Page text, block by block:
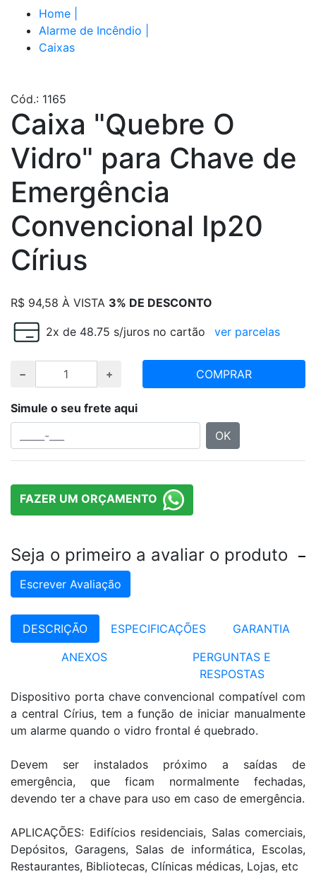
Home
Alarme de Incêndio
Caixas
Cód.: 1165
Caixa "Quebre O
Vidro" para Chave de
Emergência
Convencional Ip20
Círius
R$ 94,58 À VISTA 3% DE DESCONTO
2x de 48.75 s/juros no cartão ver parcelas
COMPRAR
Simule o seu frete aqui
OK
FAZER UM ORÇAMENTO
Seja o primeiro a avaliar o produto
Escrever Avaliação
DESCRIÇÃO ESPECIFICAÇÕES
GARANTIA
ANEXOS
PERGUNTAS E
RESPOSTAS
Dispositivo porta chave convencional compatível com
a central Círius, tem a função de iniciar manualmente
um alarme quando o vidro frontal é quebrado.
Devem ser instalados próximo a saídas de
emergência, que ficam normalmente fechadas,
devendo ter a chave para uso em caso de emergência.
APLICAÇÕES: Edifícios residenciais, Salas comerciais,
Depósitos, Garagens, Salas de informática, Escolas,
Restaurantes, Bibliotecas, Clínicas médicas, Lojas, etc